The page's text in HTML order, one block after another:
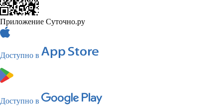
Приложение Суточно.ру
Доступно в
Доступно в